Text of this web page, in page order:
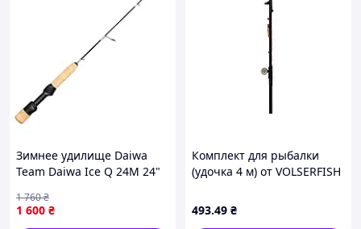
Зимнее удилище Daiwa
Team Daiwa Ice Q 24M 24"
1 600 ₴
1 760₴
Комплект для рыбалки
(удочка 4 м) от VOLSERFISH
493.49 ₴